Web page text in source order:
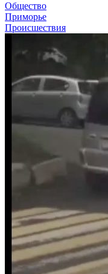
Общество
Приморье
Происшествия